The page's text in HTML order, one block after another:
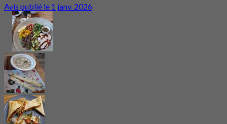
Avis publié le 1 janv. 2026